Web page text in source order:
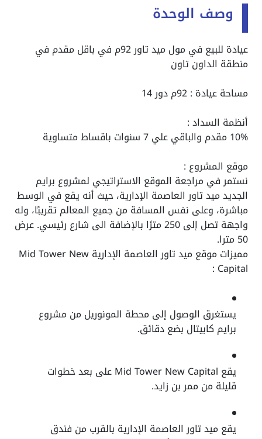
وصف الوحدة
عيادة للبيع في مول ميد تاور 92م في باقل مقدم في
منطقة الداون تاون
مساحة عيادة : 92م دور 14
أنظمة السداد :
10% مقدم والباقي علي 7 سنوات باقساط متساوية
موقع المشروع :
نستمر في مراجعة الموقع الاستراتيجي لمشروع برايم
الجديد ميد تاور العاصمة الإدارية، حيث أنه يقع في الوسط
مباشرة، وعلى نفس المسافة من جميع المعالم تقريبًا، وله
واجهة تصل إلى 250 مترًا بالإضافة الى شارع رئيسي. عرض
50 مترا.
مميزات موقع ميد تاور العاصمة الإدارية Mid Tower New
Capital :
يستغرق الوصول إلى محطة المونوريل من مشروع
برايم كابيتال بضع دقائق.
يقع Mid Tower New Capital على بعد خطوات
قليلة من ممر بن زايد.
يقع ميد تاور العاصمة الإدارية بالقرب من فندق